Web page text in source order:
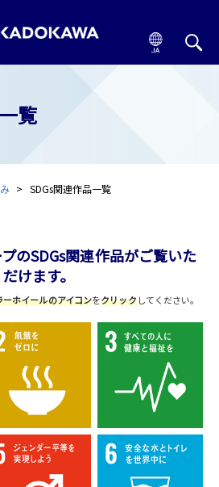
覧
SDGs関連作品一覧
のSDGs関連作品がご覧いた
だけます。
ホイールのアイコンをクリックしてください。